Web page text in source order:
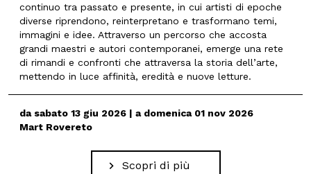
continuo tra passato e presente, in cui artisti di epoche
diverse riprendono, reinterpretano e trasformano temi,
immagini e idee. Attraverso un percorso che accosta
grandi maestri e autori contemporanei, emerge una rete
di rimandi e confronti che attraversa la storia dell’arte,
mettendo in luce affinità, eredità e nuove letture.
da sabato 13 giu 2026 | a domenica 01 nov 2026
Mart Rovereto
Scopri di più